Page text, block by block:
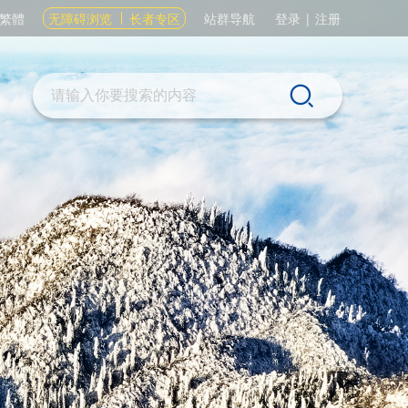
繁體 无障碍浏览 长者专区 站群导航 登录 | 注册